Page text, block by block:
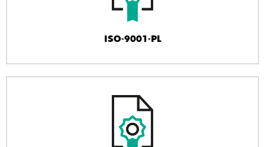
ISO-9001-PL